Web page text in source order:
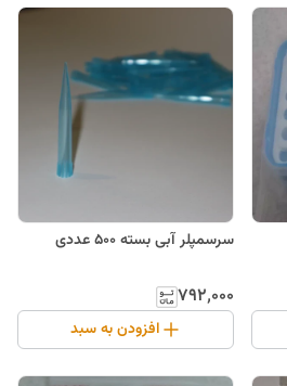
سرسمپلر آبی بسته 500 عددی
۷۹۲٬۰۰۰
افزودن به سبد